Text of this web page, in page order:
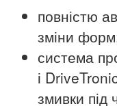
повністю
зміни
система
і
змивки під